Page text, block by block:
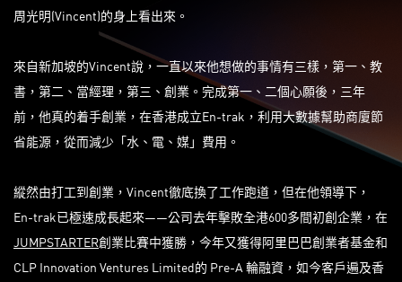
周光明(Vincent)的身上看出來。
來自新加坡的Vincent說，一直以來他想做的事情有三樣，第一、教
書，第二、當經理，第三、創業。完成第一、二個心願後，三年
前，他真的着手創業，在香港成立En-trak，利用大數據幫助商廈節
省能源，從而減少「水、電、媒」費用。
縱然由打工到創業，Vincent徹底換了工作跑道，但在他領導下，
En-trak已極速成長起來——公司去年擊敗全港600多間初創企業，在
JUMPSTARTER創業比賽中獲勝，今年又獲得阿里巴巴創業者基金和
CLP Innovation Ventures Limited的 Pre-A 輪融資，如今客戶遍及香